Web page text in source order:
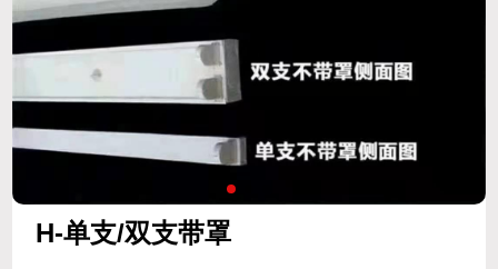
H-单支/双支带罩